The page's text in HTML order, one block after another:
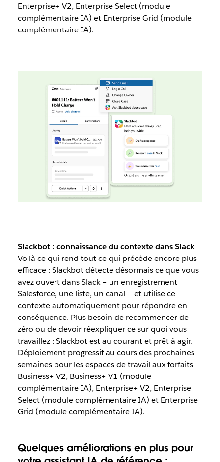
Enterprise+ V2, Enterprise Select (module
complémentaire IA) et Enterprise Grid (module
complémentaire IA).
Slackbot : connaissance du contexte dans Slack
Voilà ce qui rend tout ce qui précède encore plus
efficace : Slackbot détecte désormais ce que vous
avez ouvert dans Slack – un enregistrement
Salesforce, une liste, un canal – et utilise ce
contexte automatiquement pour répondre en
conséquence. Plus besoin de recommencer de
zéro ou de devoir réexpliquer ce sur quoi vous
travaillez : Slackbot est au courant et prêt à agir.
Déploiement progressif au cours des prochaines
semaines pour les espaces de travail aux forfaits
Business+ V2, Business+ V1 (module
complémentaire IA), Enterprise+ V2, Enterprise
Select (module complémentaire IA) et Enterprise
Grid (module complémentaire IA).
Quelques améliorations en plus pour